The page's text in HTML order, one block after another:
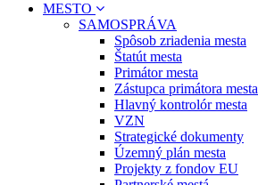
MESTO
SAMOSPRÁVA
Spôsob zriadenia mesta
Štatút mesta
Primátor mesta
Zástupca primátora mesta
Hlavný kontrolór mesta
VZN
Strategické dokumenty
Územný plán mesta
Projekty z fondov EU